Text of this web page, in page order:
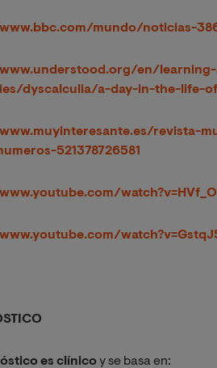
mundo/noticias-
en/
dyscalculia/a-day-in-the-life-
revista-
521378726581
es clínicoy se basa en: